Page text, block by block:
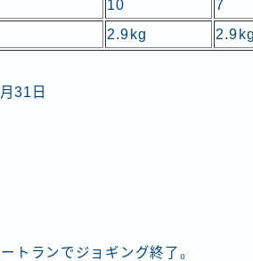
10
7
2.9kg
31日
トランでジョギング終了。